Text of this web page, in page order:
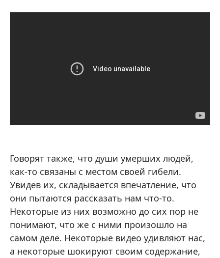
Говорят также, что души умерших людей,
как-то связаны с местом своей гибели.
Увидев их, складывается впечатление, что
они пытаются рассказать нам что-то.
Некоторые из них возможно до сих пор не
понимают, что же с ними произошло на
самом деле. Некоторые видео удивляют нас,
а некоторые шокируют своим содержание,